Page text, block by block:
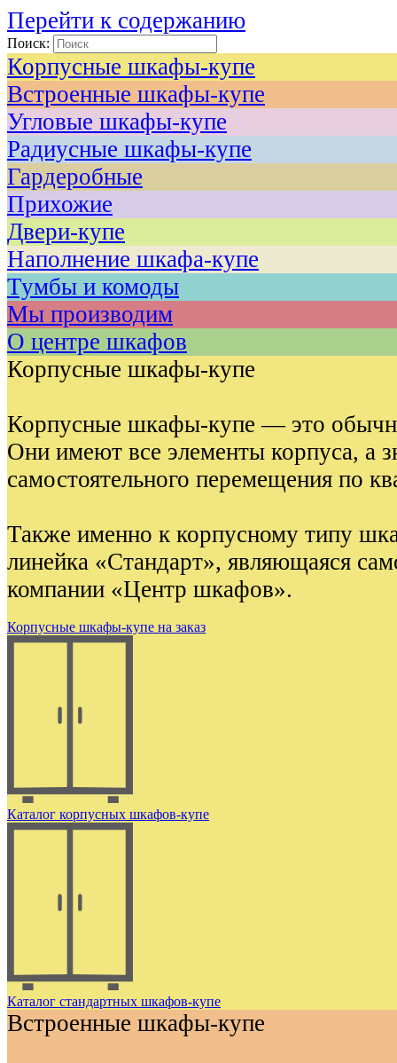
Перейти к содержанию
Поиск:
Корпусные шкафы-купе
Встроенные шкафы-купе
Угловые шкафы-купе
Радиусные шкафы-купе
Гардеробные
Прихожие
Двери-купе
Наполнение шкафа-купе
Тумбы и комоды
Мы производим
О центре шкафов
Корпусные шкафы-купе
Корпусные шкафы-купе — это
Они имеют все элементы корпуса, а
самостоятельного перемещения по
Также именно к корпусному типу
линейка «Стандарт», являющаяся
компании «Центр шкафов».
Корпусные шкафы-купе на заказ
Каталог корпусных шкафов-купе
Каталог стандартных шкафов-купе
Встроенные шкафы-купе